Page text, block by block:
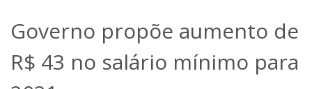
Governo propõe aumento de
R$ 43 no salário mínimo para